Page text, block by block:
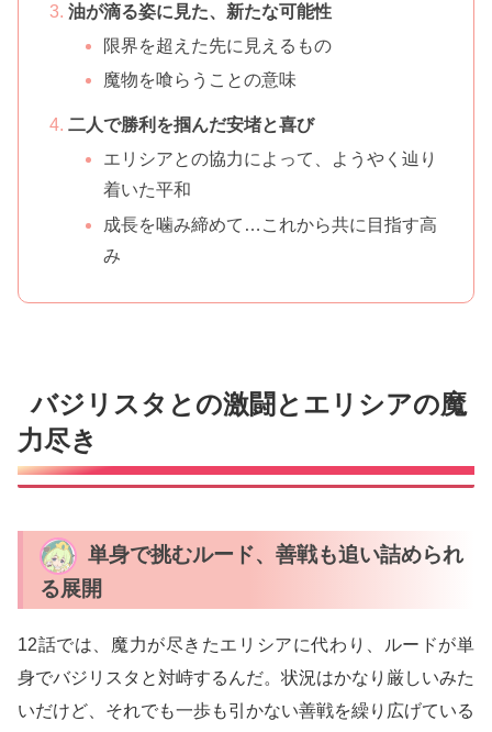
油が滴る姿に見た、新たな可能性
限界を超えた先に見えるもの
魔物を喰らうことの意味
二人で勝利を掴んだ安堵と喜び
エリシアとの協力によって、ようやく辿り
着いた平和
成長を噛み締めて…これから共に目指す高
み
バジリスタとの激闘とエリシアの魔
力尽き
単身で挑むルード、善戦も追い詰められ
る展開
12話では、魔力が尽きたエリシアに代わり、ルードが単
身でバジリスタと対峙するんだ。状況はかなり厳しいみた
いだけど、それでも一歩も引かない善戦を繰り広げている